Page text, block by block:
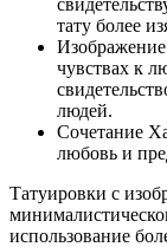
тату более
чувствах к
людей.
Сочетание
любовь и
Татуировки с
использование